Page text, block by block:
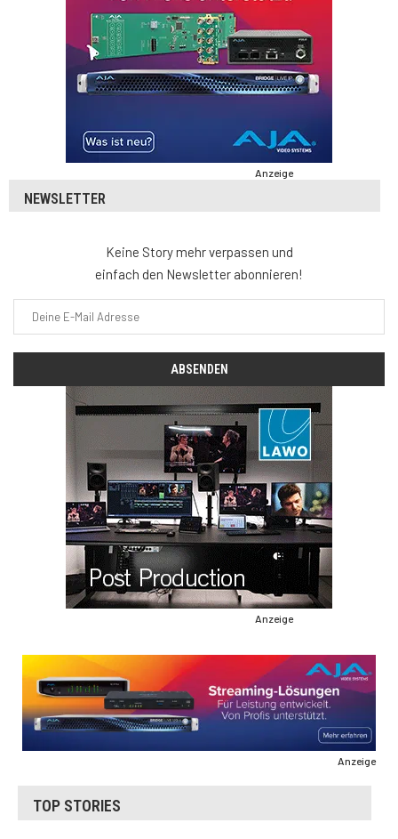
Anzeige
NEWSLETTER
Keine Story mehr verpassen und
einfach den Newsletter abonnieren!
Anzeige
Anzeige
TOP STORIES